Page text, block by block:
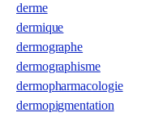
derme
dermique
dermographe
dermographisme
dermopharmacologie
dermopigmentation